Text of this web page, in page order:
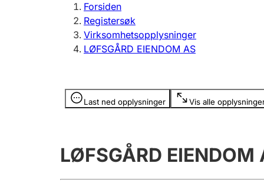
Registrere, endre, slette
Forsiden
Registersøk
Virksomhetsopplysninger
LØFSGÅRD EIENDOM AS
Last ned opplysninger Vis alle
Opplysninger er skjult
LØFSGÅRD EIENDOM